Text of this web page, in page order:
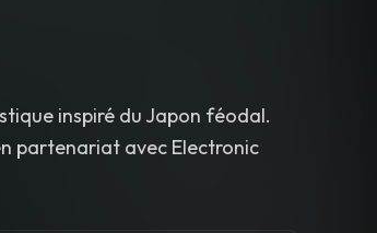
inspiré du Japon féodal.
partenariat avec Electronic